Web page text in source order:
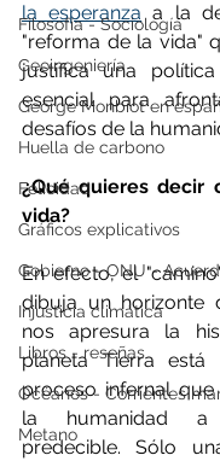
Filosofía - Sociología
Geoingeniería
George Monbiot en
Huella de carbono
Felicidad
Gráficos explicativos
Gobierno - ONU -
Injusticia climática
Libros - reseñas
Océanos - Corrientes
Metano
la esperanza a la
"reforma de la vida"
justifica una
esencial para
desafíos de la
¿Qué quieres decir
vida?
En efecto, el
dibuja un horizonte
nos apresura la
planeta Tierra
proceso infernal
la humanidad a
predecible. Sólo